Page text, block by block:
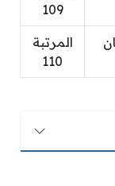
109
المرتبة
110